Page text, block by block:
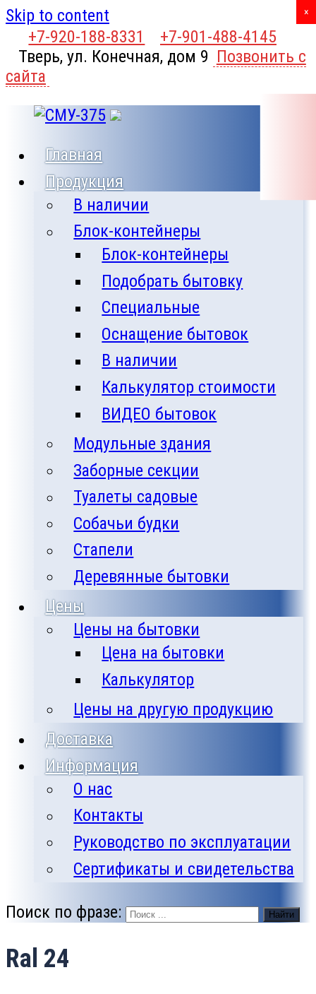
Skip to content
+7-920-188-8331
+7-901-488-4145
Тверь, ул. Конечная, дом 9 Позвонить с
сайта
Главная
Продукция
В наличии
Блок-контейнеры
Блок-контейнеры
Подобрать бытовку
Специальные
Оснащение бытовок
В наличии
Калькулятор стоимости
ВИДЕО бытовок
Модульные здания
Заборные секции
Туалеты садовые
Собачьи будки
Стапели
Деревянные бытовки
Цены
Цены на бытовки
Цена на бытовки
Калькулятор
Цены на другую продукцию
Доставка
Информация
О нас
Контакты
Руководство по эксплуатации
Сертификаты и свидетельства
Поиск по фразе: Найти
Ral 24
X
×